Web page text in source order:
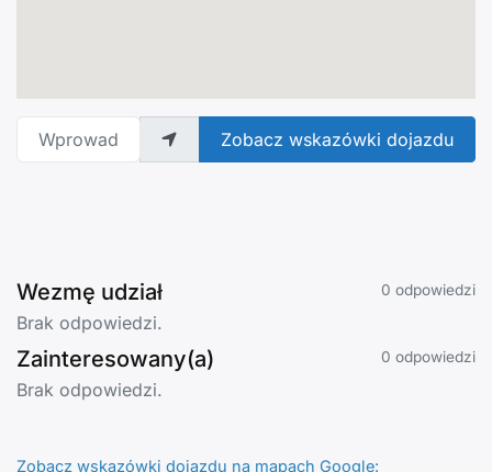
Wprowadź adres Zobacz wskazówki dojazdu
Wezmę udział 0 odpowiedzi
Brak odpowiedzi.
Zainteresowany(a) 0 odpowiedzi
Brak odpowiedzi.
Zobacz wskazówki dojazdu na mapach Google: